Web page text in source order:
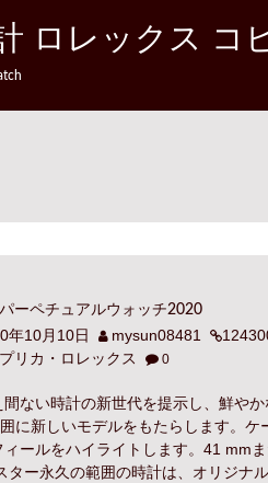
ロレックス コ
ーペチュアルウォッチ2020
年10月10日 mysun08481
リカ・ロレックス 0
ない時計の新世代を提示し、鮮や
に新しいモデルをもたらします。
ールをハイライトします。41 mm
ター永久の範囲の時計は、オリジナ